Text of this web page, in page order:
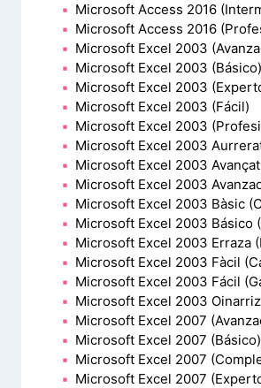
Microsoft Access 2016
Microsoft Access 2016
Microsoft Excel 2003
Microsoft Excel 2003 (Básico)
Microsoft Excel 2003
Microsoft Excel 2003 (Fácil)
Microsoft Excel 2003
Microsoft Excel 2003
Microsoft Excel 2003
Microsoft Excel 2003
Microsoft Excel 2003 Bàsic
Microsoft Excel 2003 Básico
Microsoft Excel 2003 Erraza
Microsoft Excel 2003 Fàcil
Microsoft Excel 2003 Fácil
Microsoft Excel 2003
Microsoft Excel 2007
Microsoft Excel 2007 (Básico)
Microsoft Excel 2007
Microsoft Excel 2007